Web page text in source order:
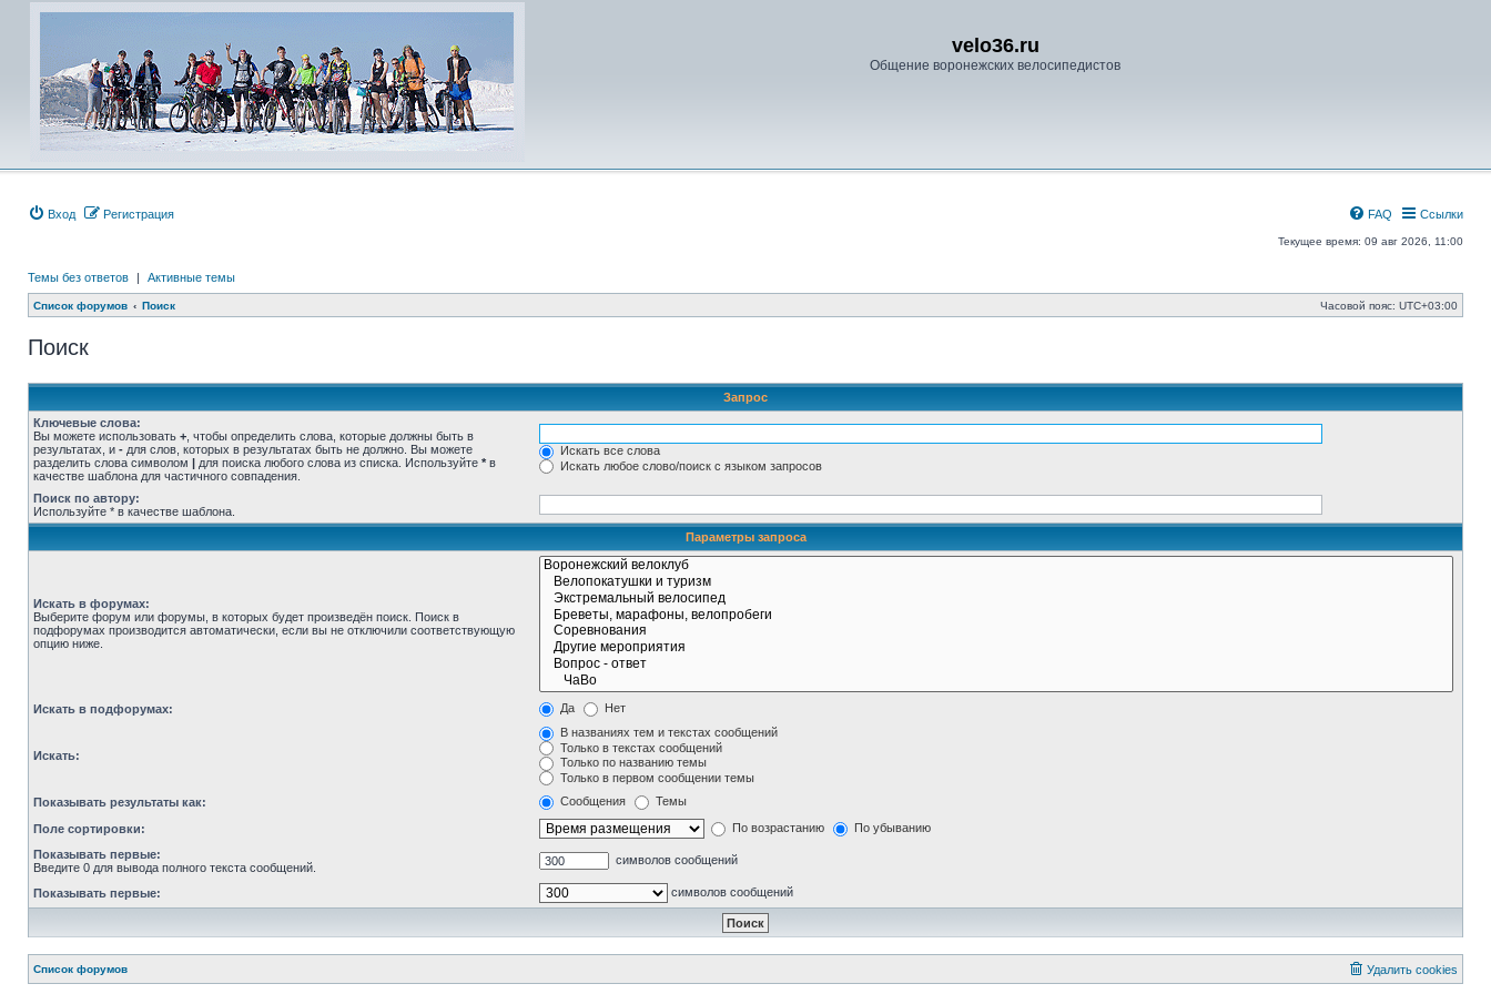
velo36.ru
Общение воронежских велосипедистов
Вход Регистрация Ссылки
FAQ
Текущее время: 09 авг 2026, 11:00
Темы без ответов | Активные темы
Список форумов Поиск Часовой пояс: UTC+03:00
Поиск
Запрос
Ключевые слова:
Вы можете использовать + , чтобы определить слова, которые должны быть в
результатах, и - для слов, которых в результатах быть не должно. Вы можете
разделить слова символом | для поиска любого слова из списка. Используйте * в
качестве шаблона для частичного совпадения.
Искать все слова
Искать любое слово/поиск с языком запросов
Поиск по автору:
Используйте * в качестве шаблона.
Параметры запроса
Искать в форумах:
Выберите форум или форумы, в которых будет произведён поиск. Поиск в
подфорумах производится автоматически, если вы не отключили соответствующую
опцию ниже.
Искать в подфорумах: Да Нет
Искать:
В названиях тем и текстах сообщений
Только в текстах сообщений
Только по названию темы
Только в первом сообщении темы
Показывать результаты как:
Сообщения Темы
Поле сортировки: По возрастанию По убыванию
Показывать первые:
Введите 0 для вывода полного текста сообщений.
символов сообщений
Показывать первые: символов сообщений
Список форумов Удалить cookies